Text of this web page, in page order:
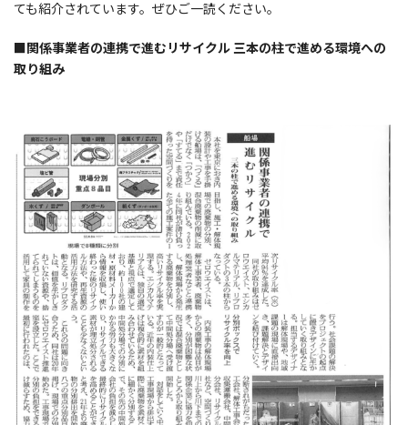
ても紹介されています。ぜひご一読ください。
■関係事業者の連携で進むリサイクル 三本の柱で進める環境への
取り組み